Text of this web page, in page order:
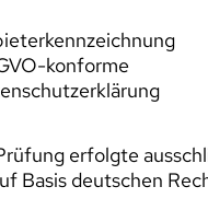
konforme
erfolgte
Basis deutschen